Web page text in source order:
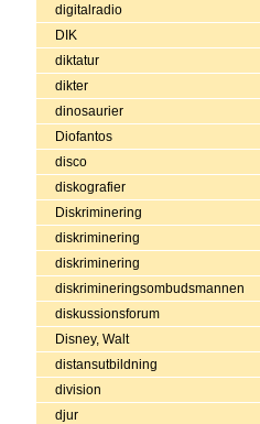
digitalradio
DIK
diktatur
dikter
dinosaurier
Diofantos
disco
diskografier
Diskriminering
diskriminering
diskriminering
diskrimineringsombudsmannen
diskussionsforum
Disney, Walt
distansutbildning
division
djur